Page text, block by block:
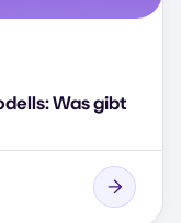
Was gibt